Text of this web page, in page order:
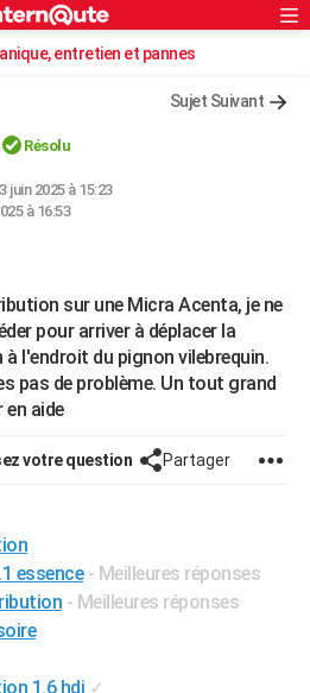
Rechercher
S'inscrireentretien et pannes
Sujet Suivant
Résolu
juin 2025 à 15:23
à 16:53
sur une Micra Acenta, je ne
pour arriver à déplacer la
l'endroit du pignon vilebrequin.
pas de problème. Un tout grand
en aide
votre question Partager
essence - Meilleures réponses
- Meilleures réponses
1.6 hdi ✓